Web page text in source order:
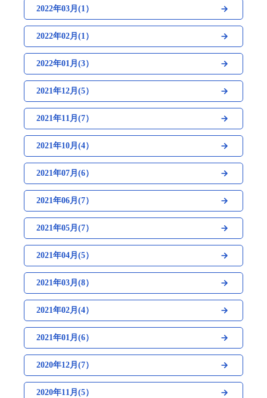
2022年03月(1）
2022年02月(1）
2022年01月(3）
2021年12月(5）
2021年11月(7）
2021年10月(4）
2021年07月(6）
2021年06月(7）
2021年05月(7）
2021年04月(5）
2021年03月(8）
2021年02月(4）
2021年01月(6）
2020年12月(7）
2020年11月(5）